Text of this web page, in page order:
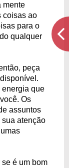
mente
coisas ao
para o
qualquer
peça
energia que
Os
assuntos
atenção
é um bom